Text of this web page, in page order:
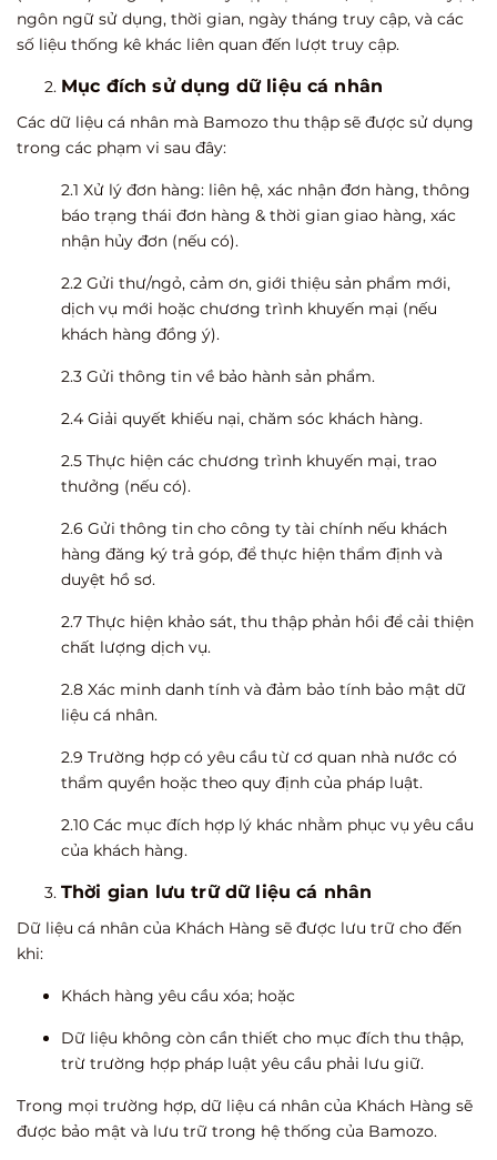
ngôn ngữ sử dụng, thời gian, ngày tháng truy cập, và các
số liệu thống kê khác liên quan đến lượt truy cập.
Mục đích sử dụng dữ liệu cá nhân
Các dữ liệu cá nhân mà Bamozo thu thập sẽ được sử dụng
trong các phạm vi sau đây:
2.1 Xử lý đơn hàng: liên hệ, xác nhận đơn hàng, thông
báo trạng thái đơn hàng & thời gian giao hàng, xác
nhận hủy đơn (nếu có).
2.2 Gửi thư/ngỏ, cảm ơn, giới thiệu sản phẩm mới,
dịch vụ mới hoặc chương trình khuyến mại (nếu
khách hàng đồng ý).
2.3 Gửi thông tin về bảo hành sản phẩm.
2.4 Giải quyết khiếu nại, chăm sóc khách hàng.
2.5 Thực hiện các chương trình khuyến mại, trao
thưởng (nếu có).
2.6 Gửi thông tin cho công ty tài chính nếu khách
hàng đăng ký trả góp, để thực hiện thẩm định và
duyệt hồ sơ.
2.7 Thực hiện khảo sát, thu thập phản hồi để cải thiện
chất lượng dịch vụ.
2.8 Xác minh danh tính và đảm bảo tính bảo mật dữ
liệu cá nhân.
2.9 Trường hợp có yêu cầu từ cơ quan nhà nước có
thẩm quyền hoặc theo quy định của pháp luật.
2.10 Các mục đích hợp lý khác nhằm phục vụ yêu cầu
của khách hàng.
Thời gian lưu trữ dữ liệu cá nhân
Dữ liệu cá nhân của Khách Hàng sẽ được lưu trữ cho đến
khi:
Khách hàng yêu cầu xóa; hoặc
Dữ liệu không còn cần thiết cho mục đích thu thập,
trừ trường hợp pháp luật yêu cầu phải lưu giữ.
Trong mọi trường hợp, dữ liệu cá nhân của Khách Hàng sẽ
được bảo mật và lưu trữ trong hệ thống của Bamozo.